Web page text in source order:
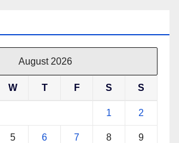
August 2026
W T F S S
1 2
5 6 7 8 9